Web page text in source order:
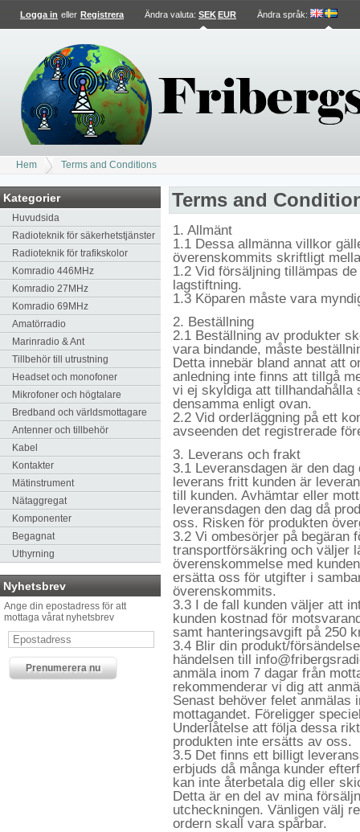
Logga in eller Registrera Ändra valuta: SEKEUR Ändra språk:
Hem Terms and Conditions
Kategorier
Huvudsida
Radioteknik för säkerhetstjänster
Radioteknik för trafikskolor
Komradio 446MHz
Komradio 27MHz
Komradio 69MHz
Amatörradio
Marinradio & Ant
Tillbehör till utrustning
Headset och monofoner
Mikrofoner och högtalare
Bredband och världsmottagare
Antenner och tillbehör
Kabel
Kontakter
Mätinstrument
Nätaggregat
Komponenter
Begagnat
Uthyrning
Nyhetsbrev
Ange din epostadress för att
mottaga vårat nyhetsbrev
Terms and
1. Allmänt
1.1 Dessa allmänna villkor
överenskommits skriftligt
1.2 Vid försäljning tillämpas
lagstiftning.
1.3 Köparen måste vara
2. Beställning
2.1 Beställning av produkter
vara bindande, måste
Detta innebär bland annat att
anledning inte finns att tillgå
vi ej skyldiga att tillhandahålla
densamma enligt ovan.
2.2 Vid orderläggning på ett
avseenden det registrerade
3. Leverans och frakt
3.1 Leveransdagen är den
leverans fritt kunden är
till kunden. Avhämtar eller
leveransdagen den dag då
oss. Risken för produkten
3.2 Vi ombesörjer på begäran
transportförsäkring och väljer
överenskommelse med
ersätta oss för utgifter i
överenskommits.
3.3 I de fall kunden väljer att
kunden kostnad för
samt hanteringsavgift på 250
3.4 Blir din produkt/
händelsen till
anmäla inom 7 dagar från
rekommenderar vi dig att
Senast behöver felet anmälas
mottagandet. Föreligger
Underlåtelse att följa dessa
produkten inte ersätts av oss.
3.5 Det finns ett billigt
erbjuds då många kunder
kan inte återbetala dig eller
Detta är en del av mina
utcheckningen. Vänligen välj
ordern skall vara spårbar.